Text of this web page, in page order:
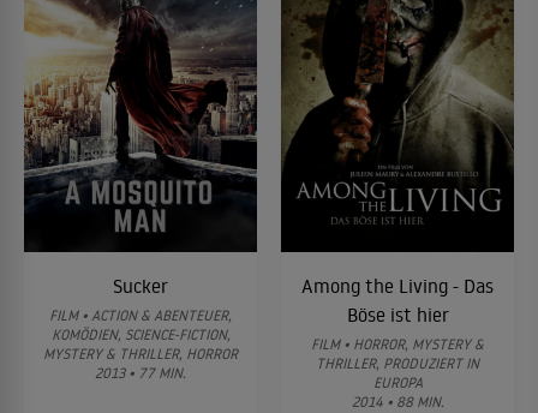
Sucker
FILM • ACTION & ABENTEUER,
KOMÖDIEN, SCIENCE-FICTION,
MYSTERY & THRILLER, HORROR
2013 • 77 MIN.
Among the Living - Das
Böse ist hier
FILM • HORROR, MYSTERY &
THRILLER, PRODUZIERT IN
EUROPA
2014 • 88 MIN.